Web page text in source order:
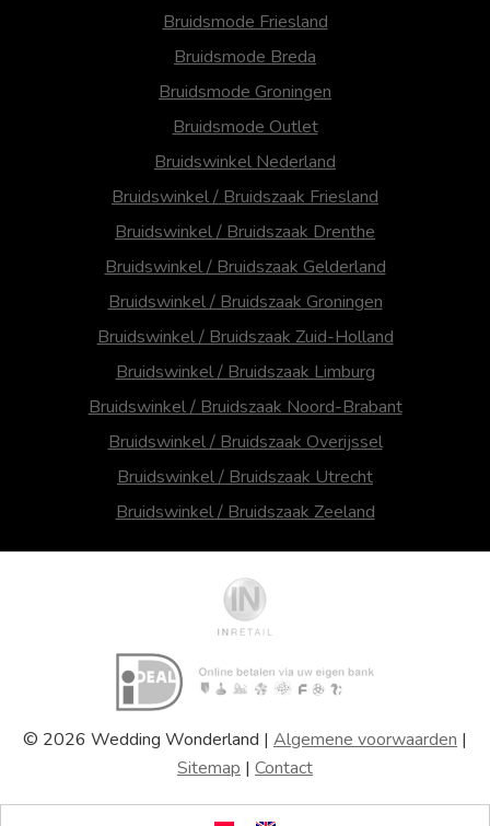
Bruidsmode Friesland
Bruidsmode Breda
Bruidsmode Groningen
Bruidsmode Outlet
Bruidswinkel Nederland
Bruidswinkel / Bruidszaak Friesland
Bruidswinkel / Bruidszaak Drenthe
Bruidswinkel / Bruidszaak Gelderland
Bruidswinkel / Bruidszaak Groningen
Bruidswinkel / Bruidszaak Zuid-Holland
Bruidswinkel / Bruidszaak Limburg
Bruidswinkel / Bruidszaak Noord-Brabant
Bruidswinkel / Bruidszaak Overijssel
Bruidswinkel / Bruidszaak Utrecht
Bruidswinkel / Bruidszaak Zeeland
© 2026 Wedding Wonderland | Algemene voorwaarden |
Sitemap | Contact